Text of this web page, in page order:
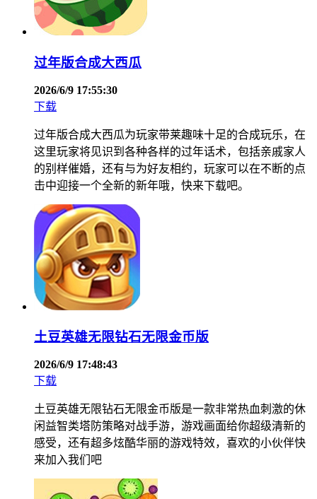
过年版合成大西瓜
2026/6/9 17:55:30
下载
过年版合成大西瓜为玩家带莱趣味十足的合成玩乐，在
这里玩家将见识到各种各样的过年话术，包括亲戚家人
的别样催婚，还有与为好友相约，玩家可以在不断的点
击中迎接一个全新的新年哦，快来下载吧。
土豆英雄无限钻石无限金币版
2026/6/9 17:48:43
下载
土豆英雄无限钻石无限金币版是一款非常热血刺激的休
闲益智类塔防策略对战手游，游戏画面给你超级清新的
感受，还有超多炫酷华丽的游戏特效，喜欢的小伙伴快
来加入我们吧